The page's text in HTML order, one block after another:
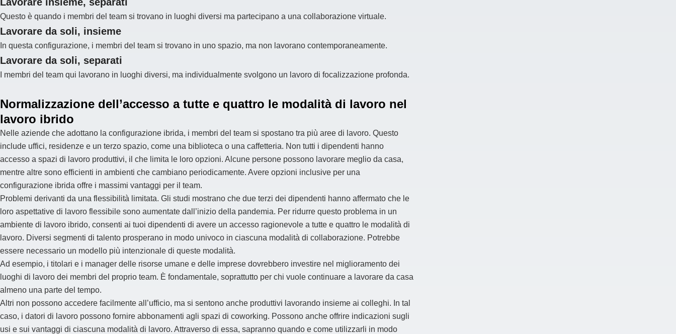
Questo è quando i membri del team si trovano in luoghi diversi ma partecipano a una collaborazione virtuale.
Lavorare da soli, insieme
In questa configurazione, i membri del team si trovano in uno spazio, ma non lavorano contemporaneamente.
Lavorare da soli, separati
I membri del team qui lavorano in luoghi diversi, ma individualmente svolgono un lavoro di focalizzazione profonda.
Normalizzazione dell’accesso a tutte e quattro le modalità di lavoro nel
lavoro ibrido
Nelle aziende che adottano la configurazione ibrida, i membri del team si spostano tra più aree di lavoro. Questo
include uffici, residenze e un terzo spazio, come una biblioteca o una caffetteria. Non tutti i dipendenti hanno
accesso a spazi di lavoro produttivi, il che limita le loro opzioni. Alcune persone possono lavorare meglio da casa,
mentre altre sono efficienti in ambienti che cambiano periodicamente. Avere opzioni inclusive per una
configurazione ibrida offre i massimi vantaggi per il team.
Problemi derivanti da una flessibilità limitata. Gli studi mostrano che due terzi dei dipendenti hanno affermato che le
loro aspettative di lavoro flessibile sono aumentate dall’inizio della pandemia. Per ridurre questo problema in un
ambiente di lavoro ibrido, consenti ai tuoi dipendenti di avere un accesso ragionevole a tutte e quattro le modalità di
lavoro. Diversi segmenti di talento prosperano in modo univoco in ciascuna modalità di collaborazione. Potrebbe
essere necessario un modello più intenzionale di queste modalità.
Ad esempio, i titolari e i manager delle risorse umane e delle imprese dovrebbero investire nel miglioramento dei
luoghi di lavoro dei membri del proprio team. È fondamentale, soprattutto per chi vuole continuare a lavorare da casa
almeno una parte del tempo.
Altri non possono accedere facilmente all’ufficio, ma si sentono anche produttivi lavorando insieme ai colleghi. In tal
caso, i datori di lavoro possono fornire abbonamenti agli spazi di coworking. Possono anche offrire indicazioni sugli
usi e sui vantaggi di ciascuna modalità di lavoro. Attraverso di essa, sapranno quando e come utilizzarli in modo